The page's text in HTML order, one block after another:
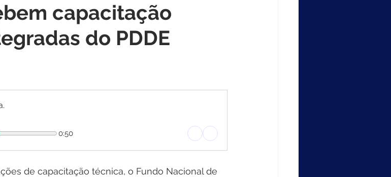
capacitação
do PDDE
0:50
de capacitação técnica, o Fundo Nacional de